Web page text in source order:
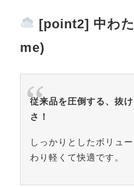
[point2] 中わ
me)
従来品を圧倒する、抜
さ！
しっかりとしたボリュ
わり軽くて快適です。